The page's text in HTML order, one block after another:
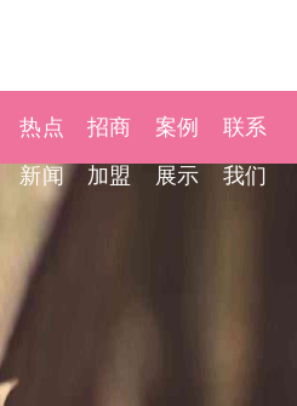
热点
新闻
招商
加盟
案例
展示
联系
我们